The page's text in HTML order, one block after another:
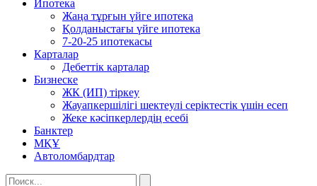
Ипотека
Жаңа тұрғын үйге ипотека
Қолданыстағы үйге ипотека
7-20-25 ипотекасы
Карталар
Дебеттік карталар
Бизнеске
ЖК (ИП) тіркеу
Жауапкершілігі шектеулі серіктестік үшін есеп
Жеке кәсіпкерлердің есебі
Банктер
МҚҰ
Автоломбардтар